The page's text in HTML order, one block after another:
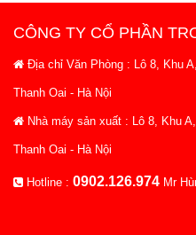
CÔNG TY CỔ PHẦN
Địa chỉ Văn Phòng : Lô 8, Khu
Thanh Oai - Hà Nội
Nhà máy sản xuất : Lô 8, Khu
Thanh Oai - Hà Nội
Hotline : 0902.126.974 Mr